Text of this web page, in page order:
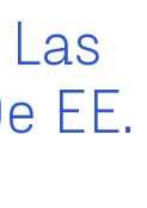
EE.